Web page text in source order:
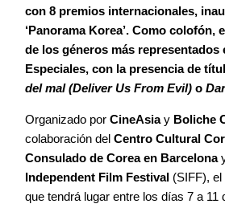
con 8 premios internacionales,
‘Panorama Korea’. Como colofón,
de los géneros más representados
Especiales, con la presencia de
del mal (Deliver Us From Evil) o
Organizado por CineAsiay Boliche
colaboración del Centro Cultural
Consulado de Corea en Barcelona
Independent Film Festival (SIFF), el
que tendrá lugar entre los días 7 a 11